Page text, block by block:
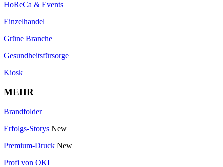
HoReCa & Events
Einzelhandel
Grüne Branche
Gesundheitsfürsorge
Kiosk
MEHR
Brandfolder
Erfolgs-Storys New
Premium-Druck New
Profi von OKI